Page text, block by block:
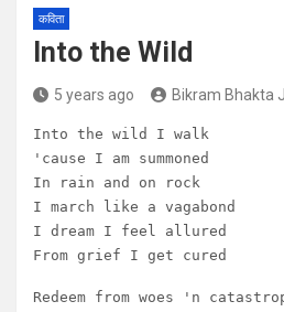
कविता
Into the Wild
5 years ago Bikram Bhakta
Into the wild I walk
'cause I am summoned
In rain and on rock
I march like a vagabond
I dream I feel allured
From grief I get cured
Redeem from woes 'n